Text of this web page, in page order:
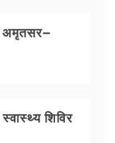
अमृतसर–
शिविर